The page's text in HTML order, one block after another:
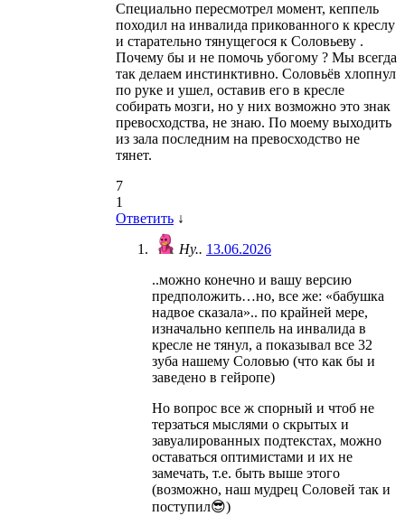
Специально пересмотрел момент, кеппель
походил на инвалида прикованного к креслу
и старательно тянущегося к Соловьеву .
Почему бы и не помочь убогому ? Мы всегда
так делаем инстинктивно. Соловьёв хлопнул
по руке и ушел, оставив его в кресле
собирать мозги, но у них возможно это знак
превосходства, не знаю. По моему выходить
из зала последним на превосходство не
тянет.
7
1
Ответить ↓
Ну.. 13.06.2026
..можно конечно и вашу версию
предположить…но, все же: «бабушка
надвое сказала».. по крайней мере,
изначально кеппель на инвалида в
кресле не тянул, а показывал все 32
зуба нашему Соловью (что как бы и
заведено в гейропе)
Но вопрос все ж спорный и чтоб не
терзаться мыслями о скрытых и
завуалированных подтекстах, можно
оставаться оптимистами и их не
замечать, т.е. быть выше этого
(возможно, наш мудрец Соловей так и
поступил😎)